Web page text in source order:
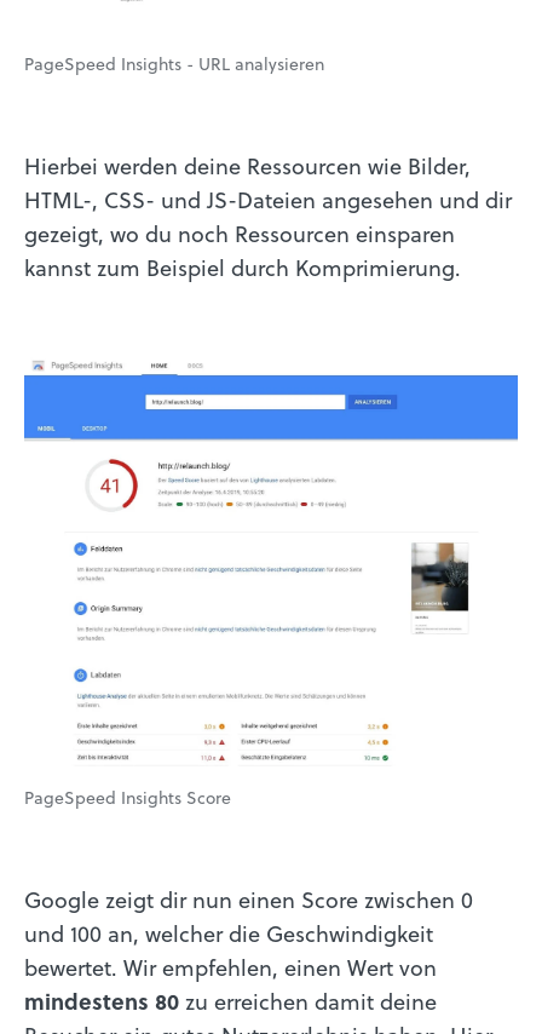
PageSpeed Insights - URL analysieren
Hierbei werden deine Ressourcen wie Bilder,
HTML-, CSS- und JS-Dateien angesehen und dir
gezeigt, wo du noch Ressourcen einsparen
kannst zum Beispiel durch Komprimierung.
PageSpeed Insights Score
Google zeigt dir nun einen Score zwischen 0
und 100 an, welcher die Geschwindigkeit
bewertet. Wir empfehlen, einen Wert von
mindestens 80zu erreichen damit deine